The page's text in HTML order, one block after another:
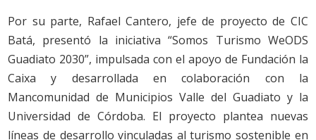
Por su parte, Rafael Cantero, jefe de proyecto de CIC
Batá, presentó la iniciativa “Somos Turismo WeODS
Guadiato 2030”, impulsada con el apoyo de Fundación la
Caixa y desarrollada en colaboración con la
Mancomunidad de Municipios Valle del Guadiato y la
Universidad de Córdoba. El proyecto plantea nuevas
líneas de desarrollo vinculadas al turismo sostenible en